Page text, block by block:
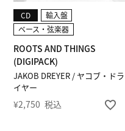
JAKOB DREYER / ヤコブ・ドラ
イヤー
ROOTS AND THINGS
(DIGIPACK)
CD
輸入盤
ベース・弦楽器
¥2,750 税込